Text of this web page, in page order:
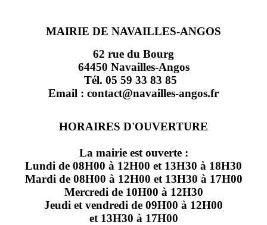
MAIRIE DE NAVAILLES-ANGOS
62 rue du Bourg
64450 Navailles-Angos
Tél. 05 59 33 83 85
Email : contact@navailles-angos.fr
HORAIRES D'OUVERTURE
La mairie est ouverte :
Lundi de 08H00 à 12H00 et 13H30 à 18H30
Mardi de 08H00 à 12H00 et 13H30 à 17H00
Mercredi de 10H00 à 12H30
Jeudi et vendredi de 09H00 à 12H00
et 13H30 à 17H00